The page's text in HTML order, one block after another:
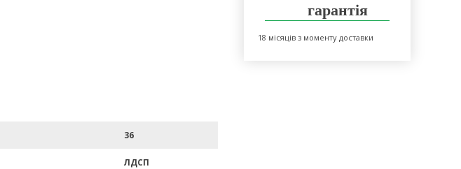
гарантія
18 місяців з моменту доставки
36
ЛДСП